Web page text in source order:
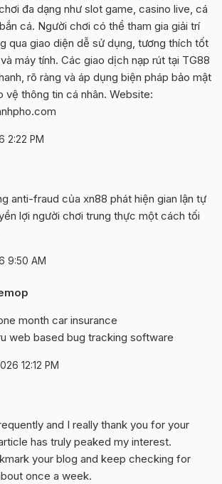
đa dạng như slot game, casino live, cá
cá. Người chơi có thể tham gia giải trí
qua giao diện dễ sử dụng, tương thích tốt
máy tính. Các giao dịch nạp rút tại TG88
rõ ràng và áp dụng biện pháp bảo mật
vệ thông tin cá nhân. Website:
2:22 PM
anti-fraud của xn88 phát hiện gian lận tự
lợi người chơi trung thực một cách tối
9:50 AM
month car insurance
web based bug tracking software
12:12 PM
and I really thank you for your
has truly peaked my interest.
your blog and keep checking for
once a week.